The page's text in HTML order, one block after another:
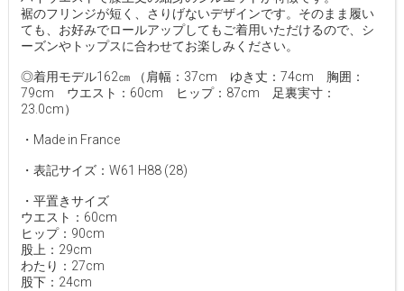
裾のフリンジが短く、さりげないデザインです。そのまま履い
ても、お好みでロールアップしてもご着用いただけるので、シ
ーズンやトップスに合わせてお楽しみください。
◎着用モデル162㎝ （肩幅：37cm ゆき丈：74cm 胸囲：
79cm ウエスト：60cm ヒップ：87cm 足裏実寸：
23.0cm）
・Made in France
・表記サイズ：W61 H88 (28)
・平置きサイズ
ウエスト：60cm
ヒップ：90cm
股上：29cm
わたり：27cm
股下：24cm